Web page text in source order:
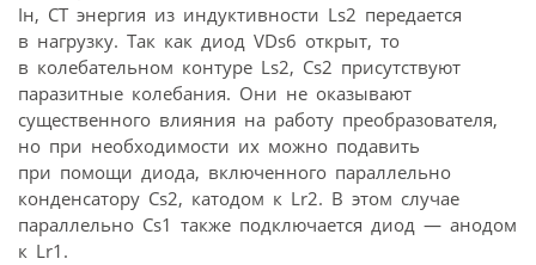
Iн, CT энергия из индуктивности Ls2 передается
в нагрузку. Так как диод VDs6 открыт, то
в колебательном контуре Ls2, Cs2 присутствуют
паразитные колебания. Они не оказывают
существенного влияния на работу преобразователя,
но при необходимости их можно подавить
при помощи диода, включенного параллельно
конденсатору Cs2, катодом к Lr2. В этом случае
параллельно Cs1 также подключается диод — анодом
к Lr1.